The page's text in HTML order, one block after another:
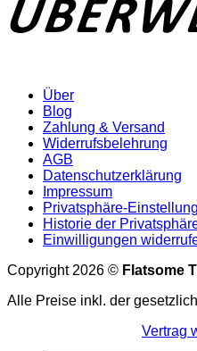
Über
Blog
Zahlung & Versand
Widerrufsbelehrung
AGB
Datenschutzerklärung
Impressum
Privatsphäre-
Historie der
Einwilligungen
Copyright 2026 © Flatsome
Alle Preise inkl. der
Vertrag